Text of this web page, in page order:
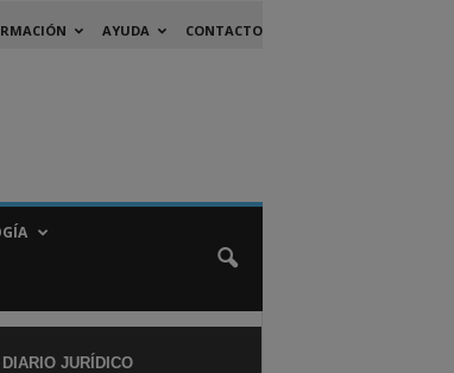
AYUDA CONTACTO
JURÍDICO